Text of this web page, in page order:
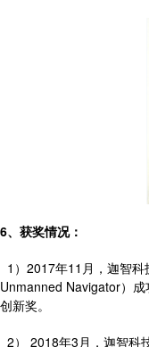
6、获奖情况：
1）2017年11月，迦智
Unmanned Navigator）
创新奖。
2） 2018年3月，迦智科